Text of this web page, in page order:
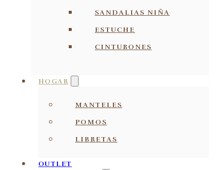
SANDALIAS NIÑA
ESTUCHE
CINTURONES
HOGAR
MANTELES
POMOS
LIBRETAS
OUTLET